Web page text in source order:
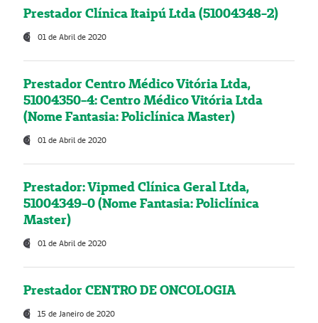
Prestador Clínica Itaipú Ltda (51004348-2)
01 de Abril de 2020
Prestador Centro Médico Vitória Ltda,
51004350-4: Centro Médico Vitória Ltda
(Nome Fantasia: Policlínica Master)
01 de Abril de 2020
Prestador: Vipmed Clínica Geral Ltda,
51004349-0 (Nome Fantasia: Policlínica
Master)
01 de Abril de 2020
Prestador CENTRO DE ONCOLOGIA
15 de Janeiro de 2020